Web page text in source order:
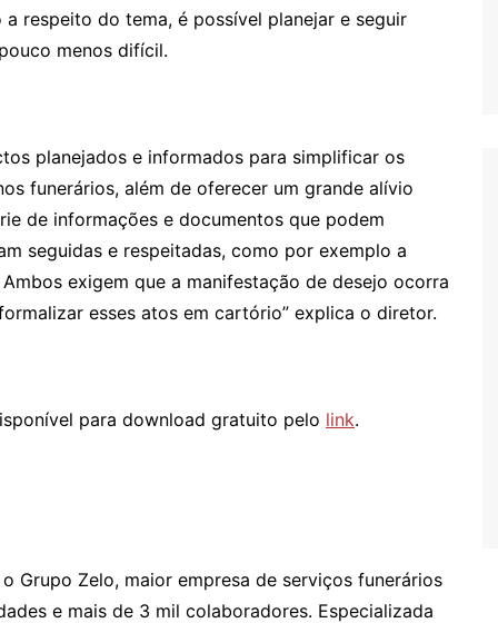
respeito do tema, é possível planejar e seguir
menos difícil.
planejados e informados para simplificar os
funerários, além de oferecer um grande alívio
de informações e documentos que podem
seguidas e respeitadas, como por exemplo a
exigem que a manifestação de desejo ocorra
esses atos em cartório” explica o diretor.
para download gratuito pelo link.
Grupo Zelo, maior empresa de serviços funerários
e mais de 3 mil colaboradores. Especializada